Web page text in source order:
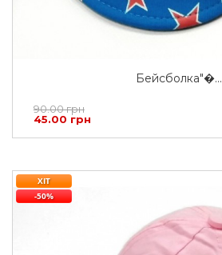
Бейсболка"�...
90.00 грн
45.00 грн
ХІТ
-50%